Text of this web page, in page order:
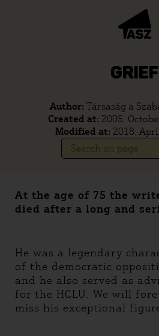
GRIEF
Author: Társaság a
Created at: 2005.
Modified at: 2018.
At the age of 75 the
died after a long and
He was a legendary
of the democratic
and he also served as
for the HCLU. We will
miss his exceptional